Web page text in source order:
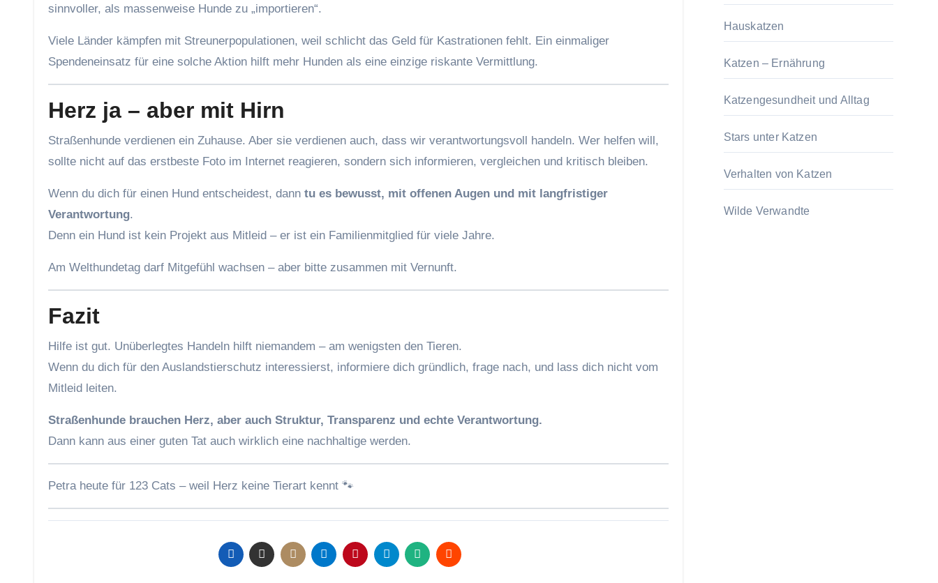
sinnvoller, als massenweise Hunde zu „importieren“.
Viele Länder kämpfen mit Streunerpopulationen, weil schlicht das Geld für Kastrationen fehlt. Ein einmaliger
Spendeneinsatz für eine solche Aktion hilft mehr Hunden als eine einzige riskante Vermittlung.
Herz ja – aber mit Hirn
Straßenhunde verdienen ein Zuhause. Aber sie verdienen auch, dass wir verantwortungsvoll handeln. Wer helfen will,
sollte nicht auf das erstbeste Foto im Internet reagieren, sondern sich informieren, vergleichen und kritisch bleiben.
Wenn du dich für einen Hund entscheidest, dann tu es bewusst, mit offenen Augen und mit langfristiger
Verantwortung.
Denn ein Hund ist kein Projekt aus Mitleid – er ist ein Familienmitglied für viele Jahre.
Am Welthundetag darf Mitgefühl wachsen – aber bitte zusammen mit Vernunft.
Fazit
Hilfe ist gut. Unüberlegtes Handeln hilft niemandem – am wenigsten den Tieren.
Wenn du dich für den Auslandstierschutz interessierst, informiere dich gründlich, frage nach, und lass dich nicht vom
Mitleid leiten.
Straßenhunde brauchen Herz, aber auch Struktur, Transparenz und echte Verantwortung.
Dann kann aus einer guten Tat auch wirklich eine nachhaltige werden.
Petra heute für 123 Cats – weil Herz keine Tierart kennt 🐾
Hauskatzen
Katzen – Ernährung
Katzengesundheit und Alltag
Stars unter Katzen
Verhalten von Katzen
Wilde Verwandte